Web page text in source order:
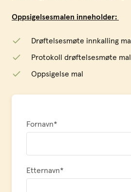
Oppsigelsesmalen inneholder:
Drøftelsesmøte innkalling mal
Protokoll drøftelsesmøte mal
Oppsigelse mal
Fornavn*
Etternavn*